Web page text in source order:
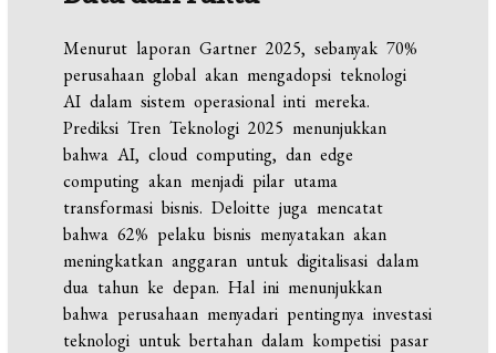
Menurut laporan Gartner 2025, sebanyak 70%
perusahaan global akan mengadopsi teknologi
AI dalam sistem operasional inti mereka.
Prediksi Tren Teknologi 2025 menunjukkan
bahwa AI, cloud computing, dan edge
computing akan menjadi pilar utama
transformasi bisnis. Deloitte juga mencatat
bahwa 62% pelaku bisnis menyatakan akan
meningkatkan anggaran untuk digitalisasi dalam
dua tahun ke depan. Hal ini menunjukkan
bahwa perusahaan menyadari pentingnya investasi
teknologi untuk bertahan dalam kompetisi pasar